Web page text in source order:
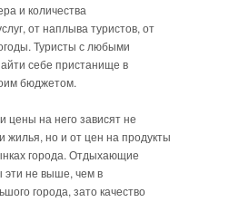
и количества
от наплыва туристов, от
Туристы с любыми
себе пристанище в
бюджетом.
цены на него зависят не
жилья, но и от цен на продукты
города. Отдыхающие
эти не выше, чем в
города, зато качество